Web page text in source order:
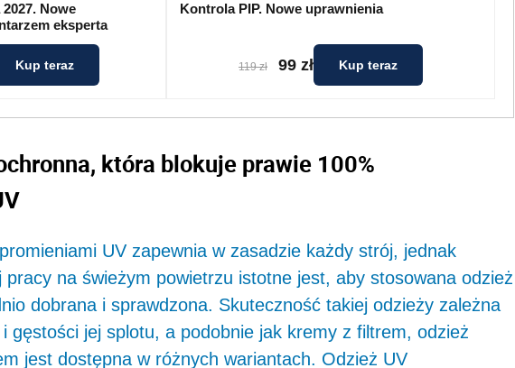
Nowe
eksperta
Kup teraz
Kontrola PIP. Nowe uprawnienia
119 zł 99 zł Kup teraz
która blokuje prawie 100%
UV zapewnia w zasadzie każdy strój, jednak
pracy na świeżym powietrzu istotne jest, aby stosowana odzież
dobrana i sprawdzona. Skuteczność takiej odzieży zależna
gęstości jej splotu, a podobnie jak kremy z filtrem, odzież
jest dostępna w różnych wariantach. Odzież UV